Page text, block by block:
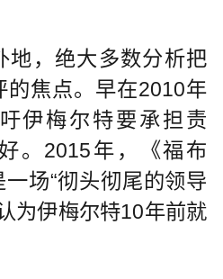
，绝大多数分析把
的焦点。早在2010年
伊梅尔特要承担责
。2015年，《福布
场“彻头彻尾的领导
为伊梅尔特10年前就